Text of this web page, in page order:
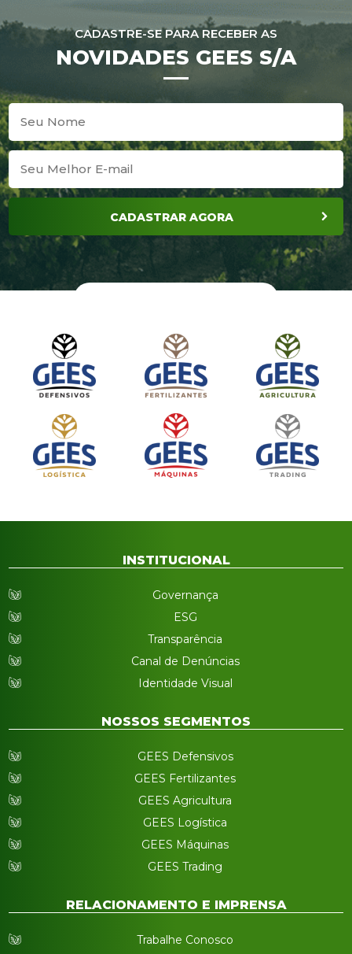
CADASTRE-SE PARA RECEBER AS
NOVIDADES GEES S/A
CADASTRAR AGORA
INSTITUCIONAL
Governança
ESG
Transparência
Canal de Denúncias
Identidade Visual
NOSSOS SEGMENTOS
GEES Defensivos
GEES Fertilizantes
GEES Agricultura
GEES Logística
GEES Máquinas
GEES Trading
RELACIONAMENTO E IMPRENSA
Trabalhe Conosco